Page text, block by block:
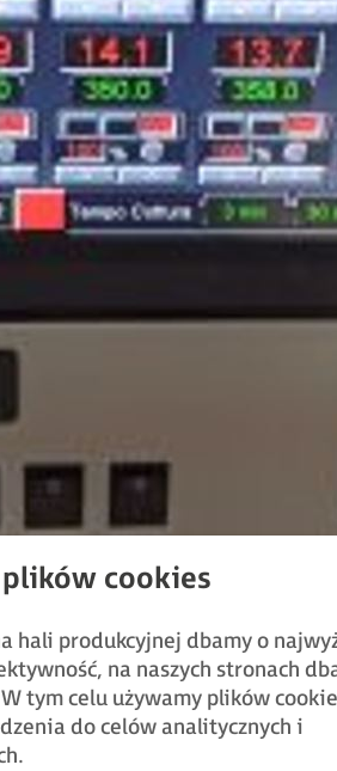
dowiesz się
pizzy,
hali produkcyjnej dbamy o
na naszych stronach
tym celu używamy plików
do celów analitycznych i